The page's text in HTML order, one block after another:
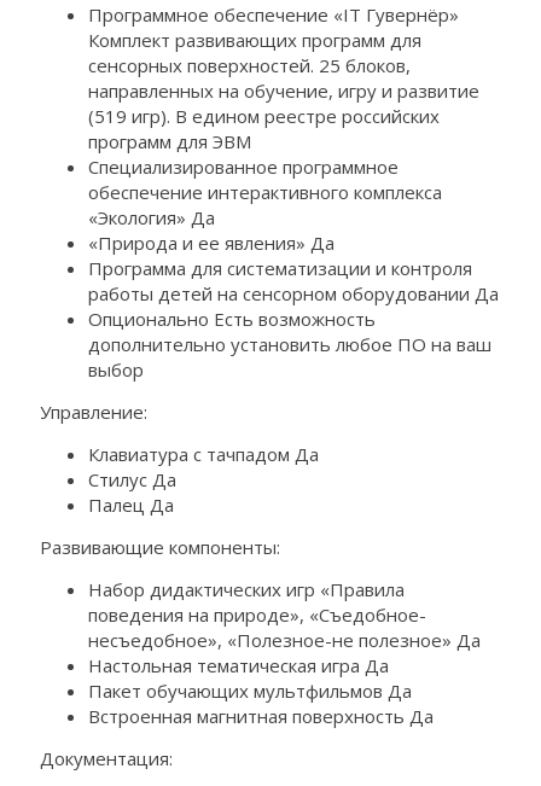
Программное обеспечение «IT Гувернёр»
Комплект развивающих программ для
сенсорных поверхностей. 25 блоков,
направленных на обучение, игру и развитие
(519 игр). В едином реестре российских
программ для ЭВМ
Специализированное программное
обеспечение интерактивного комплекса
«Экология» Да
«Природа и ее явления» Да
Программа для систематизации и контроля
работы детей на сенсорном оборудовании Да
Опционально Есть возможность
дополнительно установить любое ПО на ваш
выбор
Управление:
Клавиатура с тачпадом Да
Стилус Да
Палец Да
Развивающие компоненты:
Набор дидактических игр «Правила
поведения на природе», «Съедобное-
несъедобное», «Полезное-не полезное» Да
Настольная тематическая игра Да
Пакет обучающих мультфильмов Да
Встроенная магнитная поверхность Да
Документация: